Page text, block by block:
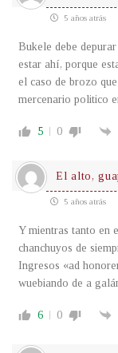
5 años atrás
Bukele debe
estar ahí, porque
el caso de brozo
mercenario politico
5 0
El alto,
5 años atrás
Y mientras tanto en
chanchuyos de
Ingresos «ad
wuebiando de a
6 0